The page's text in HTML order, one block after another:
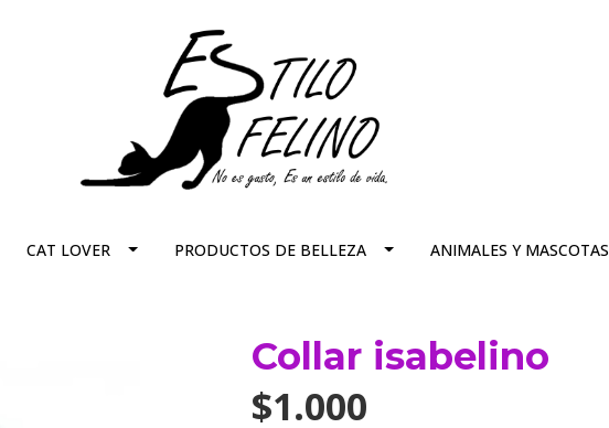
CAT LOVER PRODUCTOS DE BELLEZA ANIMALES Y MASCOTAS
Collar isabelino
$1.000